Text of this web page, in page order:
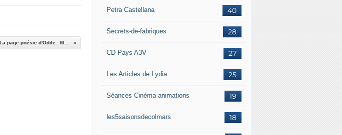
40
Petra Castellana
28
Secrets-de-fabriques
27
CD Pays A3V
25
Les Articles de Lydia
19
Séances Cinéma animations
18
les5saisonsdecolmars